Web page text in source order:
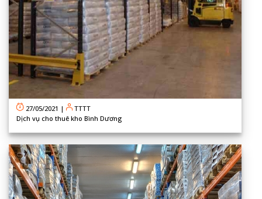
27/05/2021 |
TTTT
Dịch vụ cho thuê kho Bình Dương